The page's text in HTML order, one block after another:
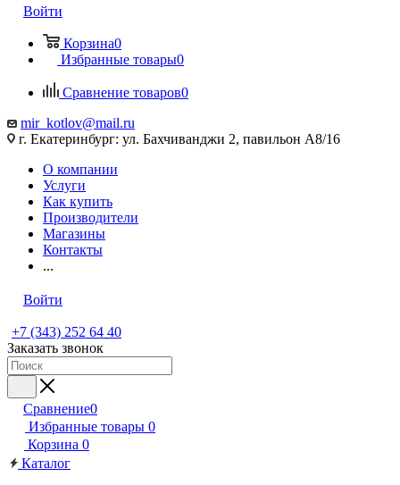
Войти
Корзина0
Избранные товары0
Сравнение товаров0
mir_kotlov@mail.ru
г. Екатеринбург: ул. Бахчиванджи 2, павильон А8/16
О компании
Услуги
Как купить
Производители
Магазины
Контакты
...
Войти
+7 (343) 252 64 40
Заказать звонок
Сравнение0
Избранные товары 0
Корзина 0
Каталог